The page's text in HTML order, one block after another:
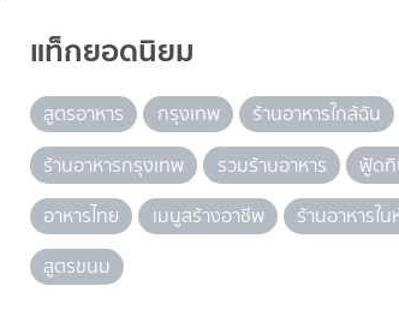
แท็กยอดนิยม
สูตรอาหาร กรุงเทพ
ร้านอาหารใกล้ฉัน
ร้านอาหารกรุงเทพ
รวมร้านอาหาร
ฟู้ด
อาหารไทย
เมนูสร้างอาชีพ
ร้านอาหารใน
สูตรขนม